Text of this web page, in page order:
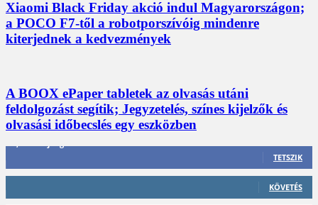
Xiaomi Black Friday akció indul Magyarországon;
a POCO F7-től a robotporszívóig mindenre
kiterjednek a kedvezmények
A BOOX ePaper tabletek az olvasás utáni
feldolgozást segítik; Jegyzetelés, színes kijelzők és
olvasási időbecslés egy eszközben
TETSZIK
412 Követő
KÖVETÉS
59 Követő